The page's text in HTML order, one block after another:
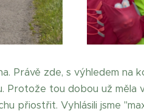
Právě zde, s výhledem na
Protože tou dobou už
přiostřit. Vyhlásili jsme